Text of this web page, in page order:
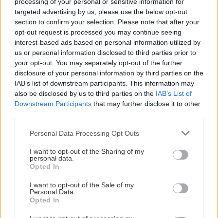
targeted advertising by us, please use the below opt-out
section to confirm your selection. Please note that after your
opt-out request is processed you may continue seeing
interest-based ads based on personal information utilized by
us or personal information disclosed to third parties prior to
your opt-out. You may separately opt-out of the further
disclosure of your personal information by third parties on the
IAB’s list of downstream participants. This information may
also be disclosed by us to third parties on the IAB’s List of
Downstream Participants that may further disclose it to other
Personal Data Processing Opt Outs
I want to opt-out of the Sharing of my
personal data.
Opted In
I want to opt-out of the Sale of my
Personal Data.
Opted In
18:40
ΚΟΣΜΟΣ
Θέουτα: Εκατό νεκροί μετανάστες – Χιλιάδες
παραμένουν στον ισπανικό θύλακα
18:32
BUSINESS
Η AEGEAN εξυπηρέτησε για πρώτη φορά
περισσοτέρους από 2 εκατομμύρια επιβάτες
τον μήνα Ιούλιο 2026
ΠΟΛΙΤΙΚΗ
διασύνδεση Ελλάδας-Κύπρου και το γαλλικό
Ναυτικό
18:16
ΥΓΕΙΑ
Όλες οι ειδήσεις
ΠΕΡΙΣΣΟΤΕΡΑ
GOSSIP - LIFESTYLE
Γερονικολού: Ποζάρει με καλοκαιρινή